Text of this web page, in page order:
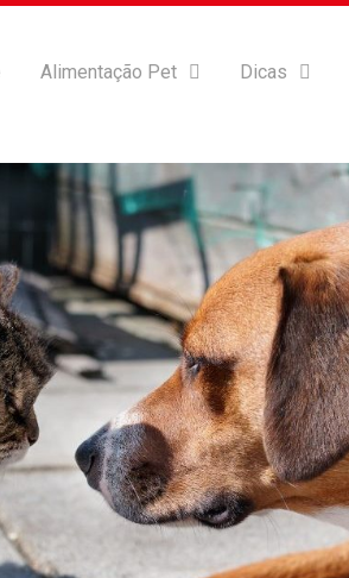
Alimentação Pet Dicas